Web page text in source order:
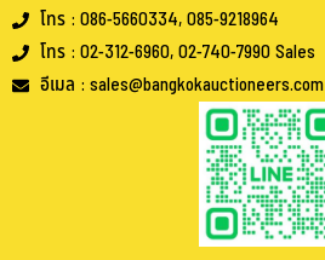
โทร : 086-5660334, 085-9218964
โทร : 02-312-6960, 02-740-7990 Sales
อีเมล : sales@bangkokauctioneers.com